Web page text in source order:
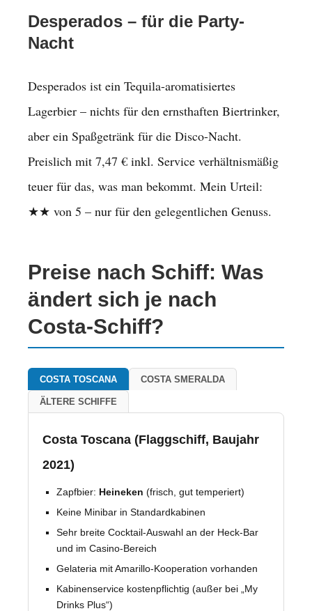
Desperados – für die Party-
Nacht
Desperados ist ein Tequila-aromatisiertes
Lagerbier – nichts für den ernsthaften Biertrinker,
aber ein Spaßgetränk für die Disco-Nacht.
Preislich mit 7,47 € inkl. Service verhältnismäßig
teuer für das, was man bekommt. Mein Urteil:
★★ von 5 – nur für den gelegentlichen Genuss.
Preise nach Schiff: Was
ändert sich je nach
Costa-Schiff?
COSTA TOSCANA COSTA SMERALDA
ÄLTERE SCHIFFE
Costa Toscana (Flaggschiff, Baujahr
2021)
Zapfbier: Heineken (frisch, gut temperiert)
Keine Minibar in Standardkabinen
Sehr breite Cocktail-Auswahl an der Heck-Bar
und im Casino-Bereich
Gelateria mit Amarillo-Kooperation vorhanden
Kabinenservice kostenpflichtig (außer bei „My
Drinks Plus“)